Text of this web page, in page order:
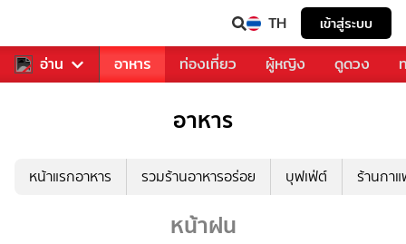
TH เข้าสู่ระบบ
อ่าน
รวงการเพลง อาหาร ท่องเที่ยว ผู้หญิง ดูดวง
อาหาร
หน้าแรกอาหาร รวมร้านอาหารอร่อย บุฟเฟ่ต์ ร้านกา
หน้าฝน